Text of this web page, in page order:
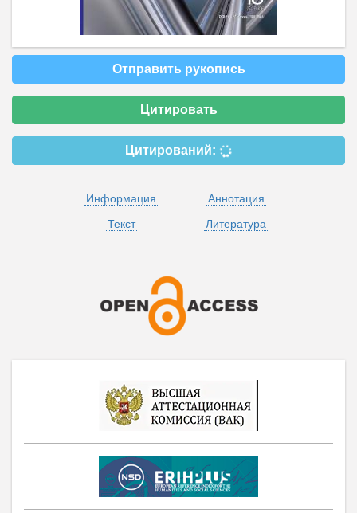
Отправить рукопись
Цитировать
Цитирований:
Информация
Аннотация
Текст
Литература